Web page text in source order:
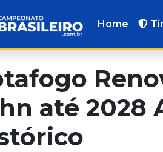
Home
até 2028